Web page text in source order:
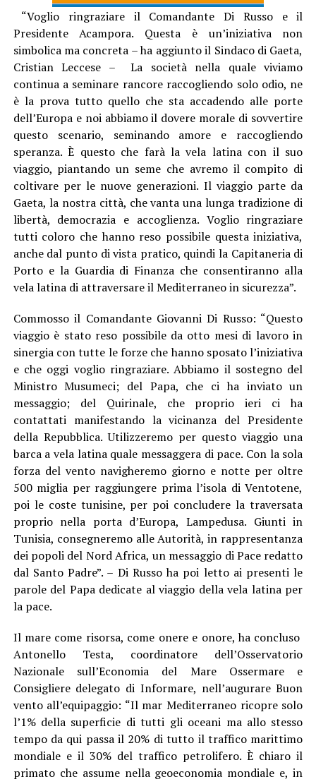
“Voglio ringraziare il Comandante Di Russo e il
Presidente Acampora. Questa è un’iniziativa non
simbolica ma concreta – ha aggiunto il Sindaco di Gaeta,
Cristian Leccese – La società nella quale viviamo
continua a seminare rancore raccogliendo solo odio, ne
è la prova tutto quello che sta accadendo alle porte
dell’Europa e noi abbiamo il dovere morale di sovvertire
questo scenario, seminando amore e raccogliendo
speranza. È questo che farà la vela latina con il suo
viaggio, piantando un seme che avremo il compito di
coltivare per le nuove generazioni. Il viaggio parte da
Gaeta, la nostra città, che vanta una lunga tradizione di
libertà, democrazia e accoglienza. Voglio ringraziare
tutti coloro che hanno reso possibile questa iniziativa,
anche dal punto di vista pratico, quindi la Capitaneria di
Porto e la Guardia di Finanza che consentiranno alla
vela latina di attraversare il Mediterraneo in sicurezza”.
Commosso il Comandante Giovanni Di Russo: “Questo
viaggio è stato reso possibile da otto mesi di lavoro in
sinergia con tutte le forze che hanno sposato l’iniziativa
e che oggi voglio ringraziare. Abbiamo il sostegno del
Ministro Musumeci; del Papa, che ci ha inviato un
messaggio; del Quirinale, che proprio ieri ci ha
contattati manifestando la vicinanza del Presidente
della Repubblica. Utilizzeremo per questo viaggio una
barca a vela latina quale messaggera di pace. Con la sola
forza del vento navigheremo giorno e notte per oltre
500 miglia per raggiungere prima l’isola di Ventotene,
poi le coste tunisine, per poi concludere la traversata
proprio nella porta d’Europa, Lampedusa. Giunti in
Tunisia, consegneremo alle Autorità, in rappresentanza
dei popoli del Nord Africa, un messaggio di Pace redatto
dal Santo Padre”. – Di Russo ha poi letto ai presenti le
parole del Papa dedicate al viaggio della vela latina per
la pace.
Il mare come risorsa, come onere e onore, ha concluso
Antonello Testa, coordinatore dell’Osservatorio
Nazionale sull’Economia del Mare Ossermare e
Consigliere delegato di Informare, nell’augurare Buon
vento all’equipaggio: “Il mar Mediterraneo ricopre solo
l’1% della superficie di tutti gli oceani ma allo stesso
tempo da qui passa il 20% di tutto il traffico marittimo
mondiale e il 30% del traffico petrolifero. È chiaro il
primato che assume nella geoeconomia mondiale e, in